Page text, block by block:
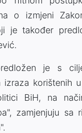
o izmjeni
je također
je s
izraza korištenih
BiH, na
zamjenjuju sa